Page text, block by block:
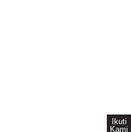
Ikuti
Kami